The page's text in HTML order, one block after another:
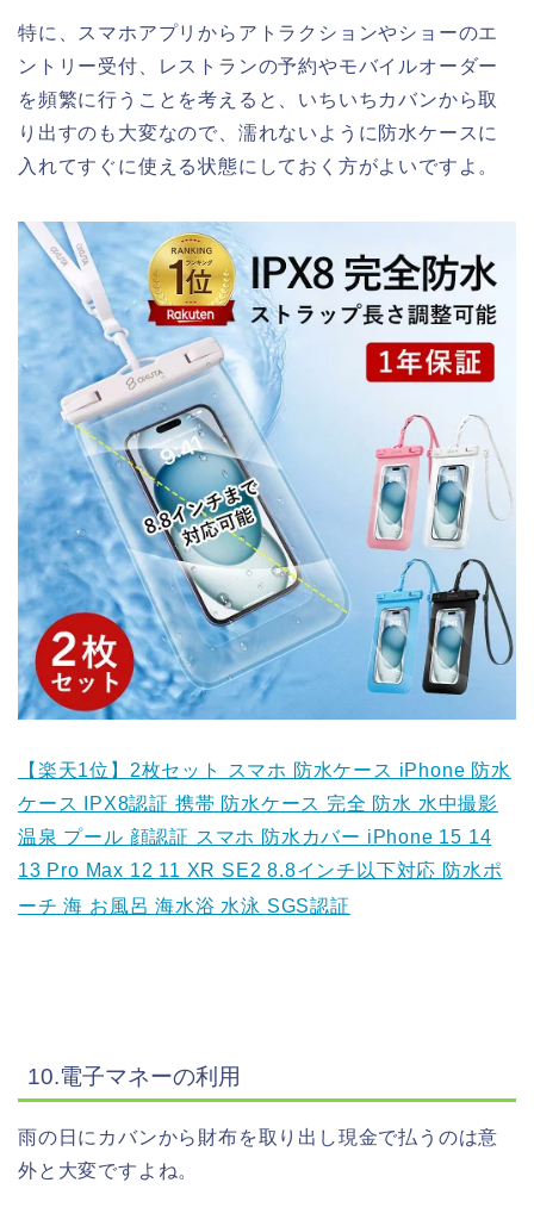
特に、スマホアプリからアトラクションやショーのエ
ントリー受付、レストランの予約やモバイルオーダー
を頻繁に行うことを考えると、いちいちカバンから取
り出すのも大変なので、濡れないように防水ケースに
入れてすぐに使える状態にしておく方がよいですよ。
【楽天1位】2枚セット スマホ 防水ケース iPhone 防水
ケース IPX8認証 携帯 防水ケース 完全 防水 水中撮影
温泉 プール 顔認証 スマホ 防水カバー iPhone 15 14
13 Pro Max 12 11 XR SE2 8.8インチ以下対応 防水ポ
ーチ 海 お風呂 海水浴 水泳 SGS認証
10.電子マネーの利用
雨の日にカバンから財布を取り出し現金で払うのは意
外と大変ですよね。